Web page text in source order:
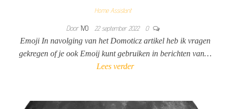
Home Assistant
Door IVO 22 september 2022 0
Emoji In navolging van het Domoticz artikel heb ik vragen
gekregen of je ook Emoij kunt gebruiken in berichten van…
Lees verder